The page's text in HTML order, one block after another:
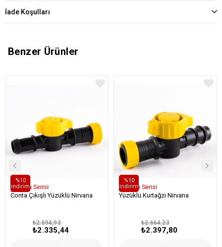
İade Koşulları
Benzer Ürünler
Nirvana Serisi
Conta Çıkışlı Yüzüklü Nirvana
₺2.335,44
₺2.594,93
%10
i̇ndirim
Nirvana Serisi
Yüzüklü Kurtağzı Nirvana
₺2.397,80
₺2.664,23
%10
i̇ndirim